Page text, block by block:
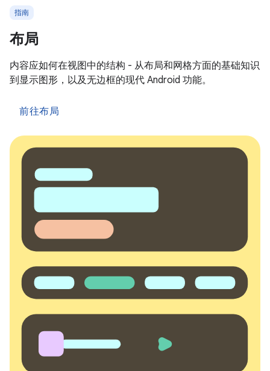
指南
布局
内容应如何在视图中的结构 - 从布局和网格方面的基础知识
到显示图形，以及无边框的现代 Android 功能。
前往布局